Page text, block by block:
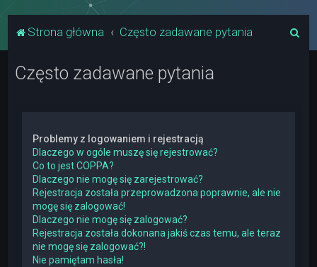
Strona główna Często zadawane pytania
Często zadawane pytania
Problemy z logowaniem i rejestracją
Dlaczego w ogóle muszę się rejestrować?
Co to jest COPPA?
Dlaczego nie mogę się zarejestrować?
Rejestracja została przeprowadzona poprawnie, ale nie
mogę się zalogować!
Dlaczego nie mogę się zalogować?
Rejestracja została dokonana jakiś czas temu, ale teraz
nie mogę się zalogować?!
Nie pamiętam hasła!